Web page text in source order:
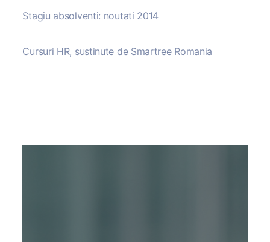
Stagiu absolventi: noutati 2014
Cursuri HR, sustinute de Smartree Romania